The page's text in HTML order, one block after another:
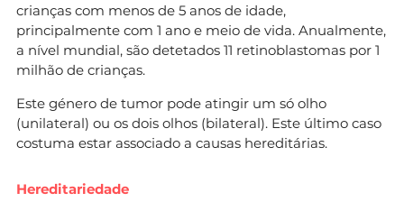
crianças com menos de 5 anos de idade,
principalmente com 1 ano e meio de vida. Anualmente,
a nível mundial, são detetados 11 retinoblastomas por 1
milhão de crianças.
Este género de tumor pode atingir um só olho
(unilateral) ou os dois olhos (bilateral). Este último caso
costuma estar associado a causas hereditárias.
Hereditariedade